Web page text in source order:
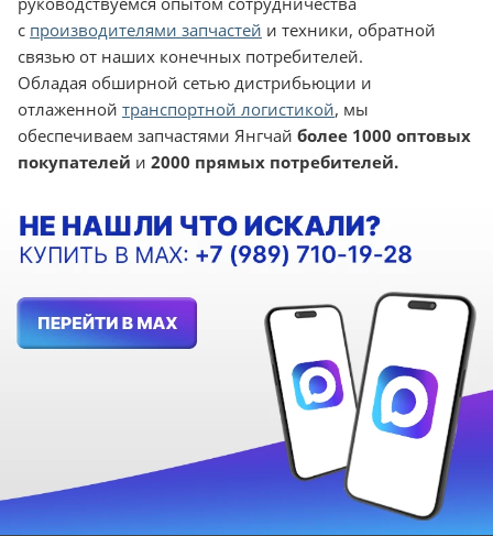
с производителями запчастей и техники, обратной
связью от наших конечных потребителей.
Обладая обширной сетью дистрибьюции и
отлаженной транспортной логистикой, мы
обеспечиваем запчастями Янгчай более 1000 оптовых
покупателей и 2000 прямых потребителей.